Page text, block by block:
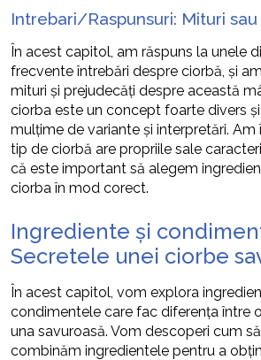
Intrebari/Raspunsuri: Mituri
În acest capitol, am răspuns la unele
frecvente întrebări despre ciorbă, și
mituri și prejudecăți despre această
ciorba este un concept foarte divers
mulțime de variante și interpretări.
tip de ciorbă are propriile sale
că este important să alegem
ciorba în mod corect.
Ingrediente și
Secretele unei ciorbe
În acest capitol, vom explora
condimentele care fac diferența între
una savuroasă. Vom descoperi cum
combinăm ingredientele pentru a